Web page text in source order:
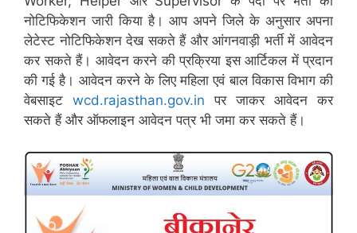
नोटिफिकेशन जारी किया है। आप अपने जिले के अनुसार अपना
लेटेस्ट नोटिफिकेशन देख सकते हैं और आंगनवाड़ी भर्ती में आवेदन
कर सकते हैं। आवेदन करने की प्रक्रिया इस आर्टिकल में प्रदान
की गई है। आवेदन करने के लिए महिला एवं बाल विकास विभाग की
वेबसाइट wcd.rajasthan.gov.in पर जाकर आवेदन कर
सकते हैं और ऑफलाइन आवेदन पत्र भी जमा कर सकते हैं।